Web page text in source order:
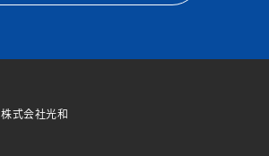
株式会社光和